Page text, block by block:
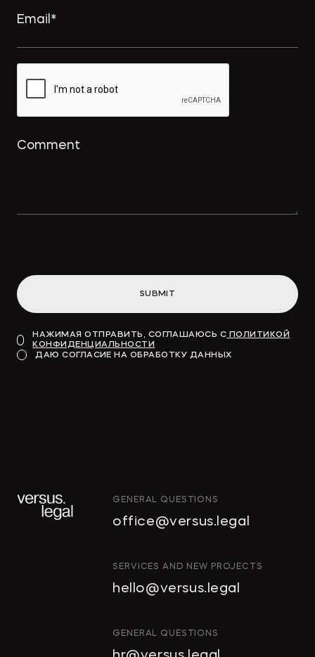
Интеллектуальный дайджест за
февраль: намерение на
использование товарного знака и
охрана для реально оказанных
услуг
ПРАВО.РУ
привлекут «длинные деньги» в
Модель для финансирования
"Тропические фрукты" попросили
признать за ними право на склады
SUBMIT
НАЖИМАЯ ОТПРАВИТЬ, СОГЛАШАЮСЬ С ПОЛИТИКОЙ
КОНФИДЕНЦИАЛЬНОСТИ
ДАЮ СОГЛАСИЕ НА ОБРАБОТКУ ДАННЫХ
ИНТЕЛЛЕКТУАЛЬНАЯ
ИНВЕСТИЦИОННЫЕ
СТРОИТЕЛЬСТВО
И НЕДВИЖИМОСТЬ
GENERAL QUESTIONS
office@versus.legal
SERVICES AND NEW PROJECTS
hello@versus.legal
GENERAL QUESTIONS